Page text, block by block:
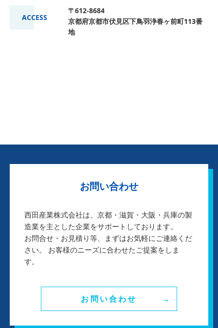
ACCESS
〒612-8684
京都府京都市伏見区下鳥羽浄春ヶ前町113番
地
お問い合わせ
西田産業株式会社は、京都・滋賀・大阪・兵庫の製
造業を主とした企業をサポートしております。
お問合せ・お見積り等、まずはお気軽にご連絡くだ
さい。 お客様のニーズに合わせたご提案をしま
す。
お問い合わせ